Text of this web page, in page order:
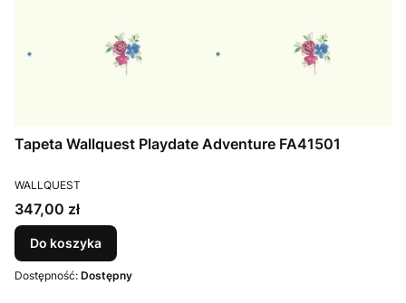
Tapeta Wallquest Playdate Adventure FA41501
PRODUCENT
WALLQUEST
Cena
347,00 zł
Do koszyka
Dostępność: Dostępny